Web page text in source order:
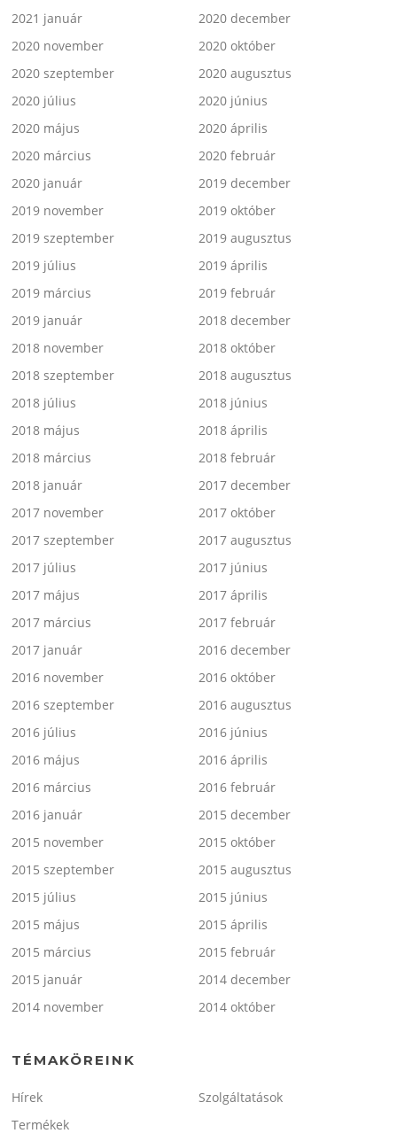
2021 január
2020 december
2020 november
2020 október
2020 szeptember
2020 augusztus
2020 július
2020 június
2020 május
2020 április
2020 március
2020 február
2020 január
2019 december
2019 november
2019 október
2019 szeptember
2019 augusztus
2019 július
2019 április
2019 március
2019 február
2019 január
2018 december
2018 november
2018 október
2018 szeptember
2018 augusztus
2018 július
2018 június
2018 május
2018 április
2018 március
2018 február
2018 január
2017 december
2017 november
2017 október
2017 szeptember
2017 augusztus
2017 július
2017 június
2017 május
2017 április
2017 március
2017 február
2017 január
2016 december
2016 november
2016 október
2016 szeptember
2016 augusztus
2016 július
2016 június
2016 május
2016 április
2016 március
2016 február
2016 január
2015 december
2015 november
2015 október
2015 szeptember
2015 augusztus
2015 július
2015 június
2015 május
2015 április
2015 március
2015 február
2015 január
2014 december
2014 november
2014 október
TÉMAKÖREINK
Hírek
Szolgáltatások
Termékek